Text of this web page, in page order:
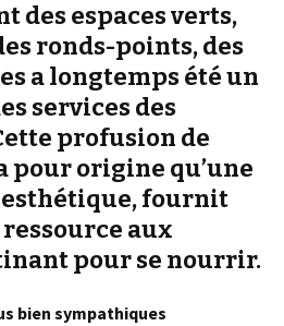
des espaces verts,
ronds-points, des
a longtemps été un
services des
profusion de
pour origine qu’une
fournit
aux
pour se nourrir.
bien sympathiques